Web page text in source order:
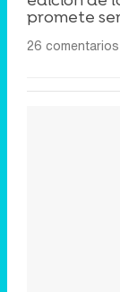
promete
26 comentarios